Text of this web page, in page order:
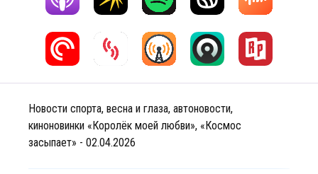
Новости спорта, весна и глаза, автоновости,
киноновинки «Королёк моей любви», «Космос
засыпает» - 02.04.2026